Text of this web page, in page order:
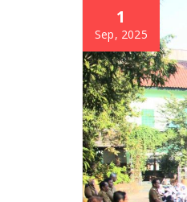
1
Sep, 2025